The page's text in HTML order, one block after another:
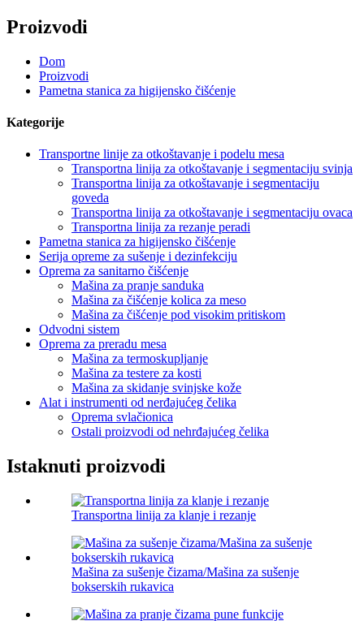
Proizvodi
Dom
Proizvodi
Pametna stanica za higijensko čišćenje
Kategorije
Transportne linije za otkoštavanje i podelu mesa
Transportna linija za otkoštavanje i segmentaciju svinja
Transportna linija za otkoštavanje i segmentaciju
goveda
Transportna linija za otkoštavanje i segmentaciju ovaca
Transportna linija za rezanje peradi
Pametna stanica za higijensko čišćenje
Serija opreme za sušenje i dezinfekciju
Oprema za sanitarno čišćenje
Mašina za pranje sanduka
Mašina za čišćenje kolica za meso
Mašina za čišćenje pod visokim pritiskom
Odvodni sistem
Oprema za preradu mesa
Mašina za termoskupljanje
Mašina za testere za kosti
Mašina za skidanje svinjske kože
Alat i instrumenti od nerđajućeg čelika
Oprema svlačionica
Ostali proizvodi od nehrđajućeg čelika
Istaknuti proizvodi
Transportna linija za klanje i rezanje
Mašina za sušenje čizama/Mašina za sušenje
bokserskih rukavica